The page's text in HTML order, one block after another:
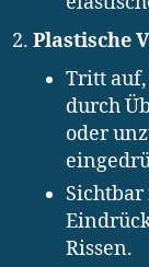
Plastische
Tritt
durch
oder
Rissen.